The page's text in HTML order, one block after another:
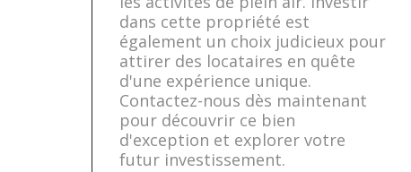
dans cette propriété est
également un choix judicieux pour
attirer des locataires en quête
d'une expérience unique.
Contactez-nous dès maintenant
pour découvrir ce bien
d'exception et explorer votre
futur investissement.